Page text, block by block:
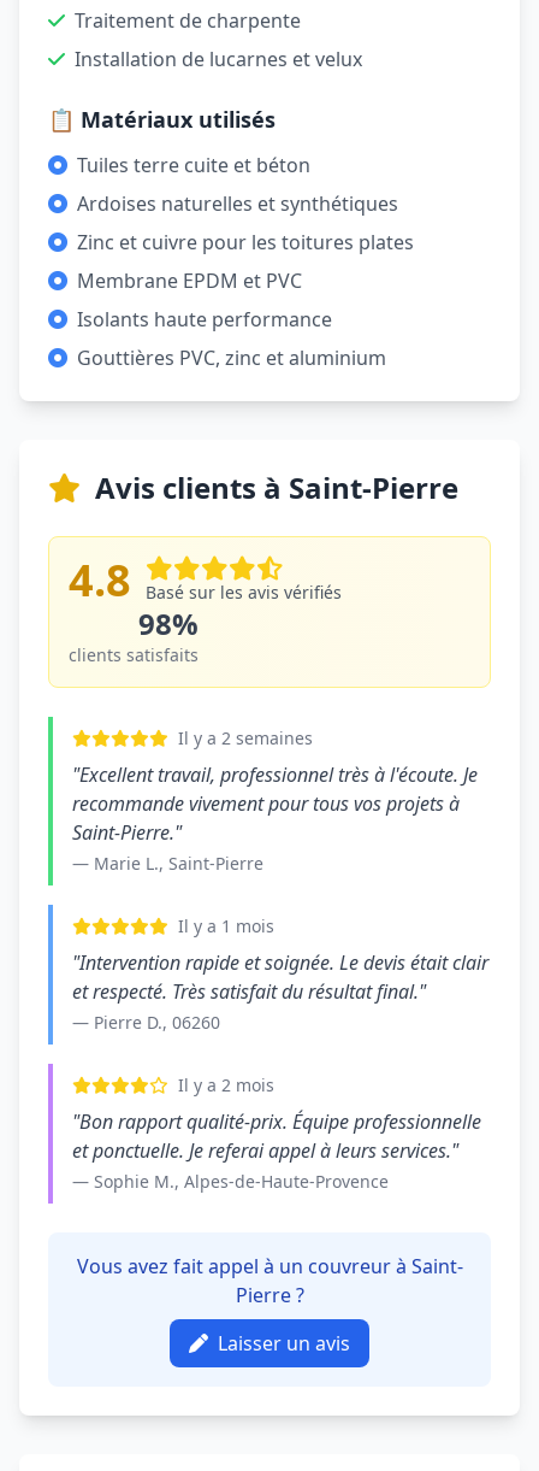
Traitement de charpente
Installation de lucarnes et velux
📋 Matériaux utilisés
Tuiles terre cuite et béton
Ardoises naturelles et synthétiques
Zinc et cuivre pour les toitures plates
Membrane EPDM et PVC
Isolants haute performance
Gouttières PVC, zinc et aluminium
Avis clients à Saint-Pierre
4.8 Basé sur les avis vérifiés
98%
clients satisfaits
Il y a 2 semaines
"Excellent travail, professionnel très à l'écoute. Je
recommande vivement pour tous vos projets à
Saint-Pierre."
— Marie L., Saint-Pierre
Il y a 1 mois
"Intervention rapide et soignée. Le devis était clair
et respecté. Très satisfait du résultat final."
— Pierre D., 06260
Il y a 2 mois
"Bon rapport qualité-prix. Équipe professionnelle
et ponctuelle. Je referai appel à leurs services."
— Sophie M., Alpes-de-Haute-Provence
Vous avez fait appel à un couvreur à Saint-
Pierre ?
Laisser un avis